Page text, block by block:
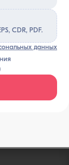
CDR, PDF.
данных